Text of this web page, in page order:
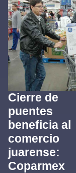
Cierre de
puentes
beneficia al
comercio
juarense:
Coparmex